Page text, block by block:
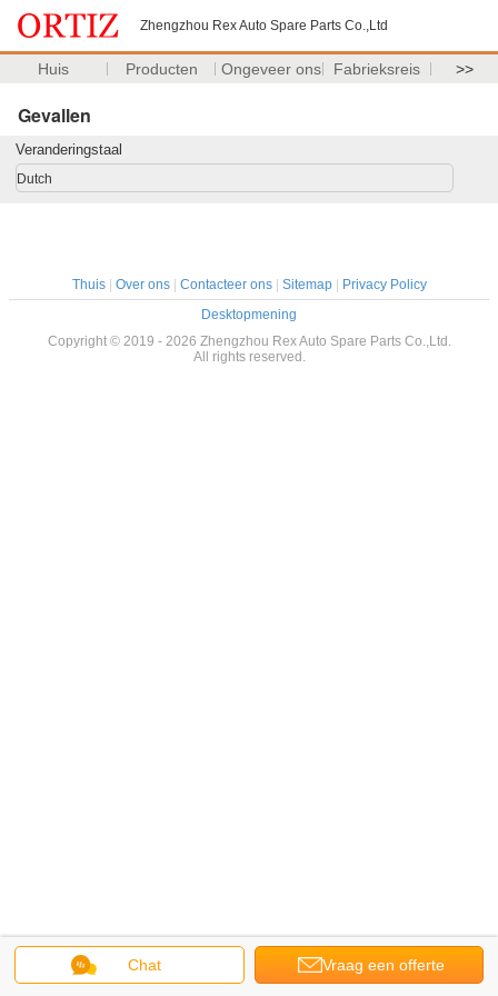
Zhengzhou Rex Auto Spare Parts Co.,Ltd
Huis Producten Ongeveer ons Fabrieksreis >>
Gevallen
Chat Vraag een offerte
Veranderingstaal
Dutch
Thuis| Over ons| Contacteer ons| Sitemap|
Privacy Policy
Desktopmening
Copyright © 2019 - 2026 Zhengzhou Rex Auto Spare Parts Co.,Ltd.
All rights reserved.